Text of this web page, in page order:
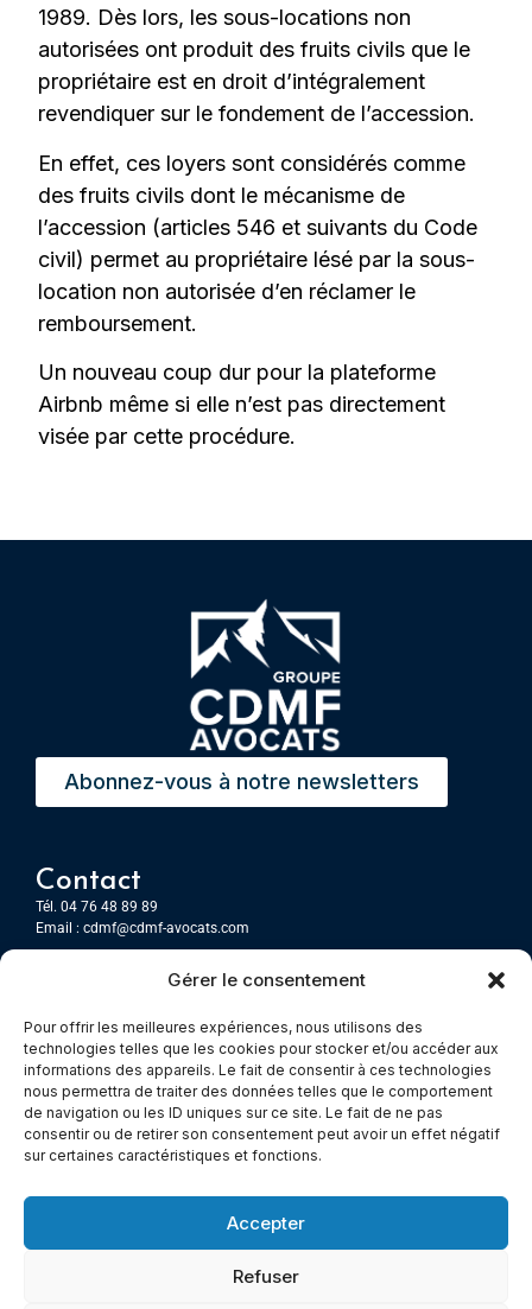
Gérer le consentement
Pour offrir les meilleures expériences, nous utilisons des
technologies telles que les cookies pour stocker et/ou accéder aux
informations des appareils. Le fait de consentir à ces technologies
nous permettra de traiter des données telles que le comportement
de navigation ou les ID uniques sur ce site. Le fait de ne pas
consentir ou de retirer son consentement peut avoir un effet négatif
sur certaines caractéristiques et fonctions.
Accepter
Refuser
1989. Dès lors, les sous-locations non
autorisées ont produit des fruits civils que le
propriétaire est en droit d’intégralement
revendiquer sur le fondement de l’accession.
En effet, ces loyers sont considérés comme
des fruits civils dont le mécanisme de
l’accession (articles 546 et suivants du Code
civil) permet au propriétaire lésé par la sous-
location non autorisée d’en réclamer le
remboursement.
Un nouveau coup dur pour la plateforme
Airbnb même si elle n’est pas directement
visée par cette procédure.
Abonnez-vous à notre newsletters
Contact
Tél. 04 76 48 89 89
Email : cdmf@cdmf-avocats.com
7 Place Firmin Gautier
CS 80476
38016 GRENOBLE, Cedex 1
Chambery
Immeuble le Paris
73000 Chambéry